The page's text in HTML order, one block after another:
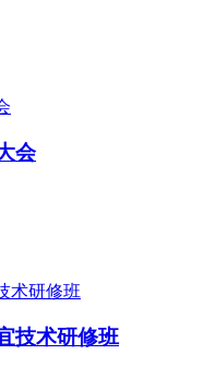
会
技术研修班